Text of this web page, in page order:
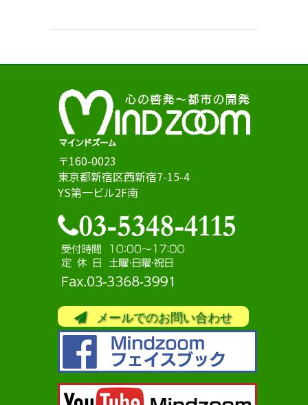
〒160-0023
東京都新宿区西新宿7-15-4
YS第一ビル2F南
メールでのお問い合わせ